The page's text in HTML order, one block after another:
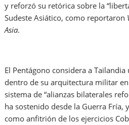
y reforzó su retórica sobre la
Sudeste Asiático, como reportaron
Asia.
El Pentágono considera a
dentro de su arquitectura militar
sistema de “alianzas bilaterales
ha sostenido desde la Guerra Fría,
como anfitrión de los ejercicios